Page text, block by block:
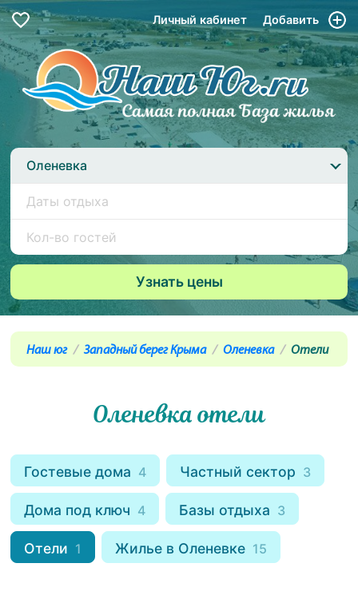
Личный кабинет Добавить
Оленевка
Наш юг Западный берег Крыма Оленевка Отели
Оленевка отели
Гостевые дома 4 Частный сектор 3
Дома под ключ 4 Базы отдыха 3
Отели 1 Жилье в Оленевке 15